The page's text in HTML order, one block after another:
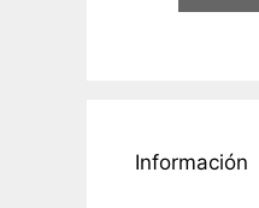
Información